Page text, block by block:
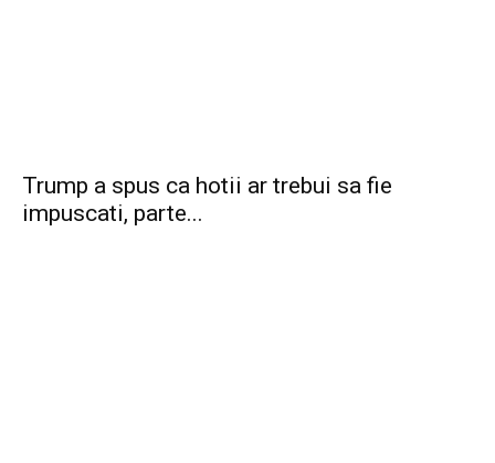
Trump a spus ca hotii ar trebui sa fie
impuscati, parte...